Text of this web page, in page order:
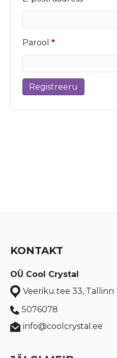
Parool *Nõutud
Registreeru
KONTAKT
OÜ Cool Crystal
Veeriku tee 33, Tallinn
5076078
info@coolcrystal.ee